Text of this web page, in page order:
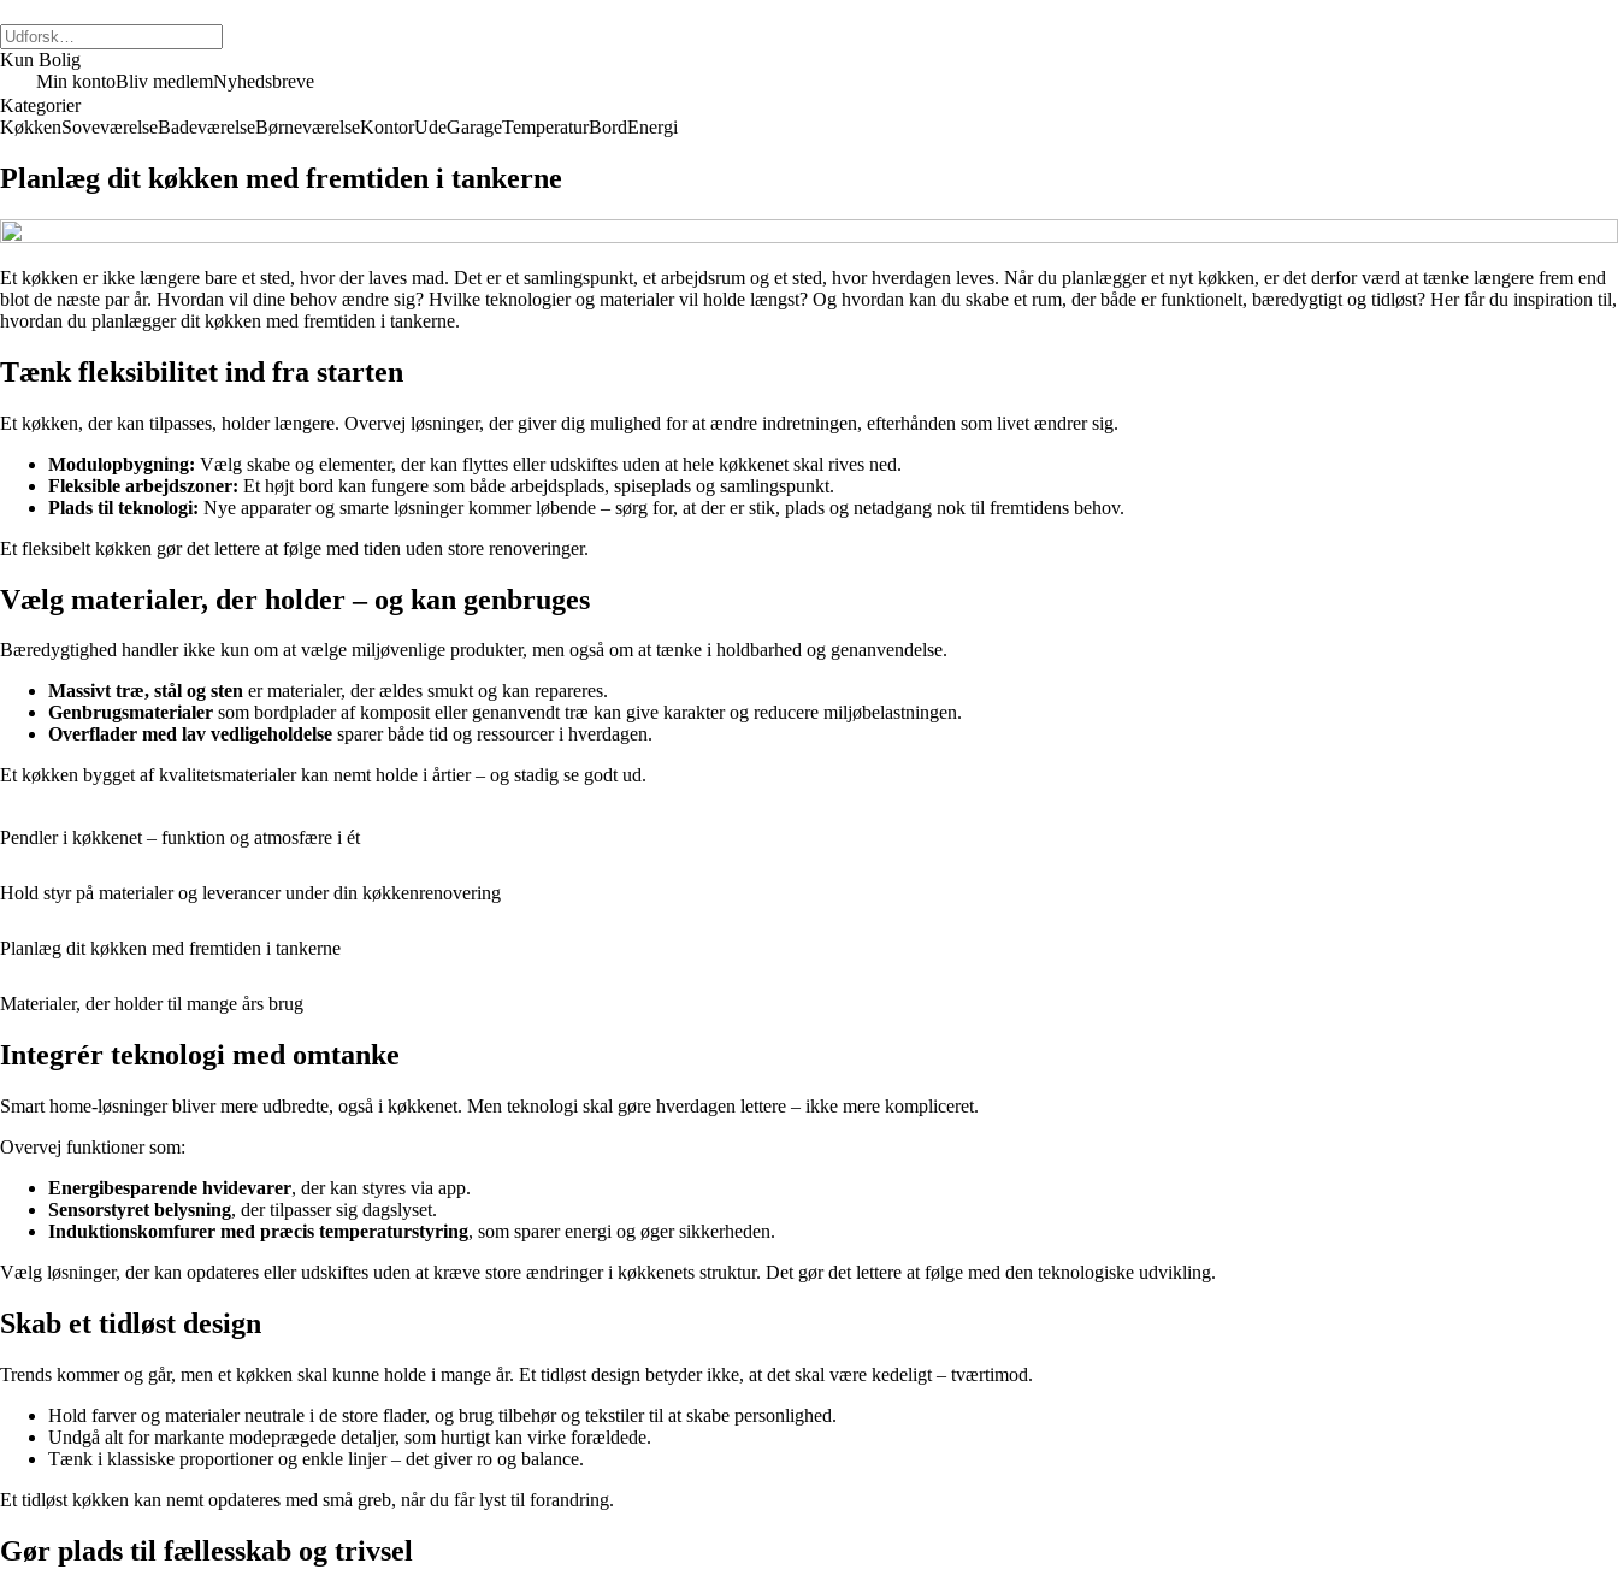
Kun Bolig
Min kontoBliv medlemNyhedsbreve
Kategorier
KøkkenSoveværelseBadeværelseBørneværelseKontorUdeGarageTemperaturBordEnergi
Planlæg dit køkken med fremtiden i tankerne
Et køkken er ikke længere bare et sted, hvor der laves mad. Det er et samlingspunkt, et arbejdsrum og et sted, hvor hverdagen leves. Når du planlægger et nyt køkken, er det derfor værd at tænke længere frem end
blot de næste par år. Hvordan vil dine behov ændre sig? Hvilke teknologier og materialer vil holde længst? Og hvordan kan du skabe et rum, der både er funktionelt, bæredygtigt og tidløst? Her får du inspiration til,
hvordan du planlægger dit køkken med fremtiden i tankerne.
Tænk fleksibilitet ind fra starten
Et køkken, der kan tilpasses, holder længere. Overvej løsninger, der giver dig mulighed for at ændre indretningen, efterhånden som livet ændrer sig.
Modulopbygning: Vælg skabe og elementer, der kan flyttes eller udskiftes uden at hele køkkenet skal rives ned.
Fleksible arbejdszoner: Et højt bord kan fungere som både arbejdsplads, spiseplads og samlingspunkt.
Plads til teknologi: Nye apparater og smarte løsninger kommer løbende – sørg for, at der er stik, plads og netadgang nok til fremtidens behov.
Et fleksibelt køkken gør det lettere at følge med tiden uden store renoveringer.
Vælg materialer, der holder – og kan genbruges
Bæredygtighed handler ikke kun om at vælge miljøvenlige produkter, men også om at tænke i holdbarhed og genanvendelse.
Massivt træ, stål og sten er materialer, der ældes smukt og kan repareres.
Genbrugsmaterialer som bordplader af komposit eller genanvendt træ kan give karakter og reducere miljøbelastningen.
Overflader med lav vedligeholdelse sparer både tid og ressourcer i hverdagen.
Et køkken bygget af kvalitetsmaterialer kan nemt holde i årtier – og stadig se godt ud.
Pendler i køkkenet – funktion og atmosfære i ét
Hold styr på materialer og leverancer under din køkkenrenovering
Planlæg dit køkken med fremtiden i tankerne
Materialer, der holder til mange års brug
Integrér teknologi med omtanke
Smart home-løsninger bliver mere udbredte, også i køkkenet. Men teknologi skal gøre hverdagen lettere – ikke mere kompliceret.
Overvej funktioner som:
Energibesparende hvidevarer, der kan styres via app.
Sensorstyret belysning, der tilpasser sig dagslyset.
Induktionskomfurer med præcis temperaturstyring, som sparer energi og øger sikkerheden.
Vælg løsninger, der kan opdateres eller udskiftes uden at kræve store ændringer i køkkenets struktur. Det gør det lettere at følge med den teknologiske udvikling.
Skab et tidløst design
Trends kommer og går, men et køkken skal kunne holde i mange år. Et tidløst design betyder ikke, at det skal være kedeligt – tværtimod.
Hold farver og materialer neutrale i de store flader, og brug tilbehør og tekstiler til at skabe personlighed.
Undgå alt for markante modeprægede detaljer, som hurtigt kan virke forældede.
Tænk i klassiske proportioner og enkle linjer – det giver ro og balance.
Et tidløst køkken kan nemt opdateres med små greb, når du får lyst til forandring.
Gør plads til fællesskab og trivsel